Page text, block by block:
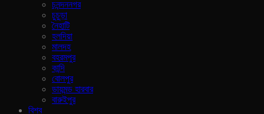
চনন্দননগর
চুচুড়া
নৈহাটি
হলদিয়া
মালদহ
বহরমপুর
কান্দি
বোলপুর
ডায়মন্ড হারবার
বারুইপুর
বিশ্ব